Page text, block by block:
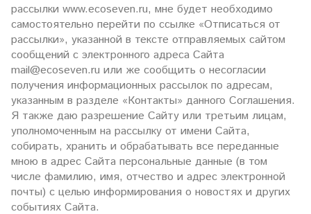
рассылки www.ecoseven.ru, мне будет необходимо
самостоятельно перейти по ссылке «Отписаться от
рассылки», указанной в тексте отправляемых сайтом
сообщений с электронного адреса Сайта
mail@ecoseven.ru или же сообщить о несогласии
получения информационных рассылок по адресам,
указанным в разделе «Контакты» данного Соглашения.
Я также даю разрешение Сайту или третьим лицам,
уполномоченным на рассылку от имени Сайта,
собирать, хранить и обрабатывать все переданные
мною в адрес Сайта персональные данные (в том
числе фамилию, имя, отчество и адрес электронной
почты) с целью информирования о новостях и других
событиях Сайта.